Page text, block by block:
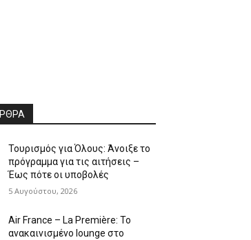
Τουρισμός για Όλους: Άνοιξε το
πρόγραμμα για τις αιτήσεις –
Έως πότε οι υποβολές
5 Αυγούστου, 2026
Air France – La Première: Το
ανακαινισμένο lounge στο